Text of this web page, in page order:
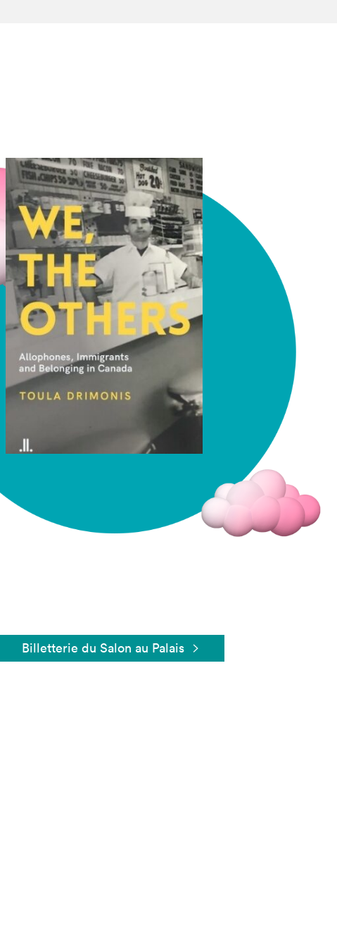
Billetterie du Salon au Palais